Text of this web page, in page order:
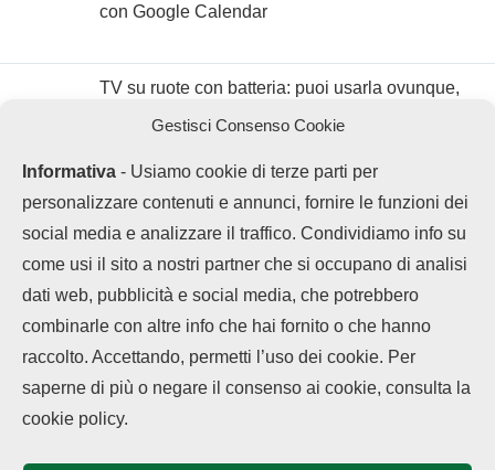
Gestisci Consenso Cookie
Informativa - Usiamo cookie di terze parti per
personalizzare contenuti e annunci, fornire le funzioni dei
social media e analizzare il traffico. Condividiamo info su
come usi il sito a nostri partner che si occupano di analisi
dati web, pubblicità e social media, che potrebbero
combinarle con altre info che hai fornito o che hanno
raccolto. Accettando, permetti l’uso dei cookie. Per
saperne di più o negare il consenso ai cookie, consulta la
cookie policy.
con Google Calendar
TV su ruote con batteria: puoi usarla ovunque,
Chi siamo Contatti Disclaimer
Privacy Policy
Vivo offre 5 anni di
garanzia...